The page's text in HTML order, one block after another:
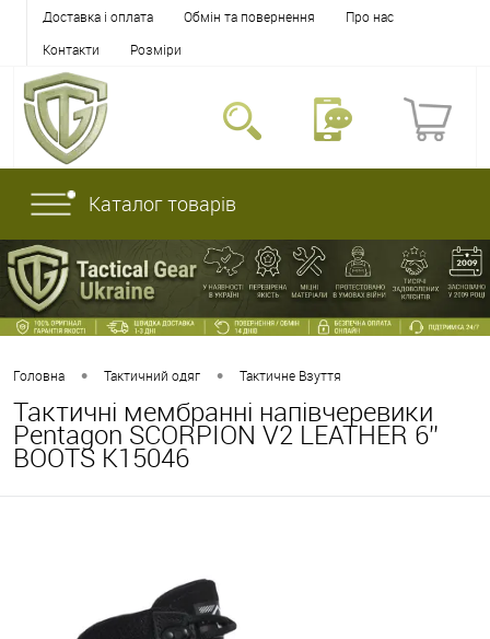
Доставка і оплата Обмін та повернення
Про нас
Контакти
Розміри
Каталог товарів
Головна • Тактичний одяг • Тактичне Взуття
Тактичні мембранні напівчеревики
Pentagon SCORPION V2 LEATHER 6''
BOOTS K15046